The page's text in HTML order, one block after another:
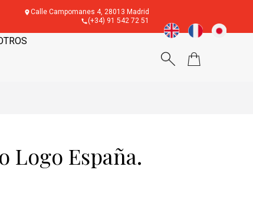
Calle Campomanes 4, 28013 Madrid
(+34) 91 542 72 51
Logo España.